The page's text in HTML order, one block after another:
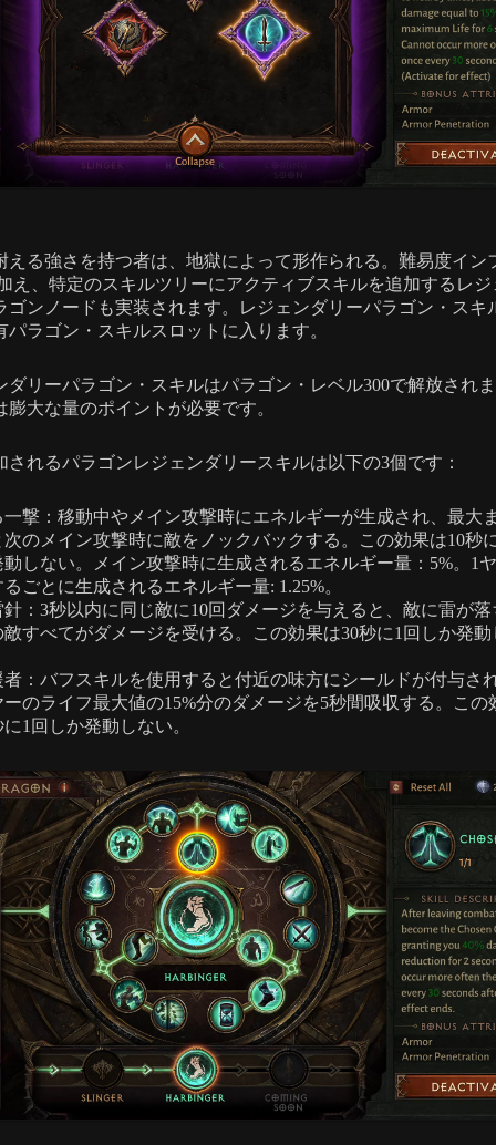
える強さを持つ者は、地獄によって形作られる。難易度イン
え、特定のスキルツリーにアクティブスキルを追加するレジ
ゴンノードも実装されます。レジェンダリーパラゴン・スキ
パラゴン・スキルスロットに入ります。
ダリーパラゴン・スキルはパラゴン・レベル300で解放され
膨大な量のポイントが必要です。
されるパラゴンレジェンダリースキルは以下の3個です：
一撃：移動中やメイン攻撃時にエネルギーが生成され、最大
次のメイン攻撃時に敵をノックバックする。この効果は10秒
動しない。メイン攻撃時に生成されるエネルギー量：5%。1
ごとに生成されるエネルギー量: 1.25%。
針：3秒以内に同じ敵に10回ダメージを与えると、敵に雷が落
敵すべてがダメージを受ける。この効果は30秒に1回しか発動
者：バフスキルを使用すると付近の味方にシールドが付与さ
ーのライフ最大値の15%分のダメージを5秒間吸収する。この
に1回しか発動しない。